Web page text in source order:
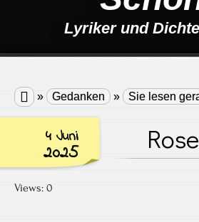
Lyriker und
 » Gedanken » Sie lesen
4 Juni
2025
Views: 0